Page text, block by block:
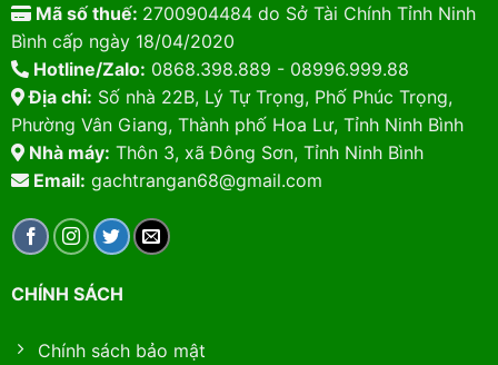
Mã số thuế: 2700904484 do Sở Tài Chính Tỉnh Ninh
Bình cấp ngày 18/04/2020
Hotline/Zalo: 0868.398.889 - 08996.999.88
Địa chỉ: Số nhà 22B, Lý Tự Trọng, Phố Phúc Trọng,
Phường Vân Giang, Thành phố Hoa Lư, Tỉnh Ninh Bình
Nhà máy: Thôn 3, xã Đông Sơn, Tỉnh Ninh Bình
Email: gachtrangan68@gmail.com
CHÍNH SÁCH
Chính sách bảo mật